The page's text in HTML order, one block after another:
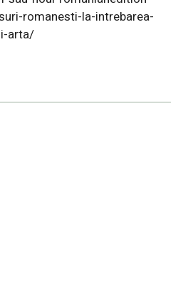
romanesti-la-intrebarea-
arta/